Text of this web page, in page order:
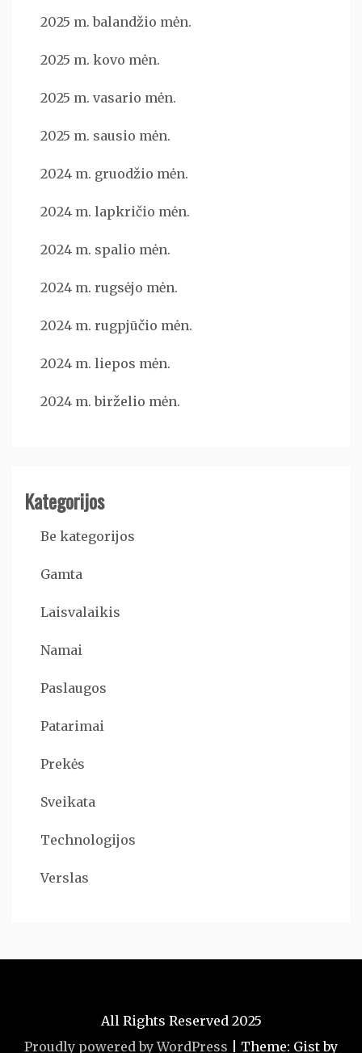
2025 m. balandžio mėn.
2025 m. kovo mėn.
2025 m. vasario mėn.
2025 m. sausio mėn.
2024 m. gruodžio mėn.
2024 m. lapkričio mėn.
2024 m. spalio mėn.
2024 m. rugsėjo mėn.
2024 m. rugpjūčio mėn.
2024 m. liepos mėn.
2024 m. birželio mėn.
Kategorijos
Be kategorijos
Gamta
Laisvalaikis
Namai
Paslaugos
Patarimai
Prekės
Sveikata
Technologijos
Verslas
All Rights Reserved 2025
Proudly powered by WordPress
Theme: Gist by